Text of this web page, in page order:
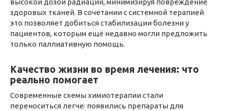
высокой дозой радиации, минимизируя повреждение
здоровых тканей. В сочетании с системной терапией
это позволяет добиться стабилизации болезни у
пациентов, которым ещё недавно могли предложить
только паллиативную помощь.
Качество жизни во время лечения: что
реально помогает
Современные схемы химиотерапии стали
переноситься легче: появились препараты для